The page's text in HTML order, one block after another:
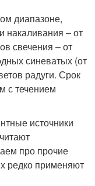
диапазоне,
накаливания – от
свечения – от
синеватых (от
радуги. Срок
с течением
источники
про прочие
редко применяют